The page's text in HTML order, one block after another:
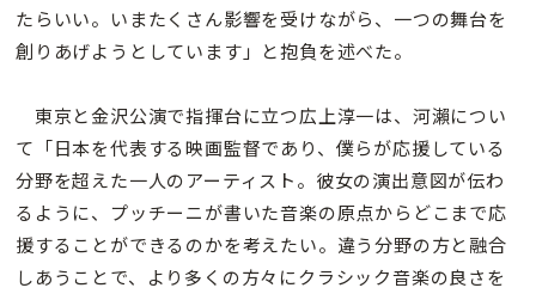
たらいい。いまたくさん影響を受けながら、一つの舞台を
創りあげようとしています」と抱負を述べた。
東京と金沢公演で指揮台に立つ広上淳一は、河瀨につい
て「日本を代表する映画監督であり、僕らが応援している
分野を超えた一人のアーティスト。彼女の演出意図が伝わ
るように、プッチーニが書いた音楽の原点からどこまで応
援することができるのかを考えたい。違う分野の方と融合
しあうことで、より多くの方々にクラシック音楽の良さを